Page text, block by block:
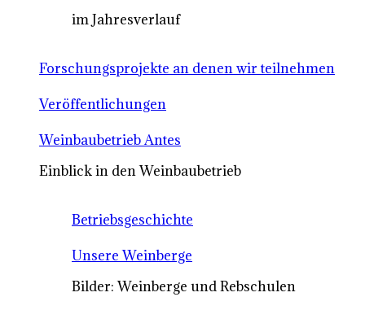
im Jahresverlauf
Forschungsprojekte an denen wir teilnehmen
Veröffentlichungen
Weinbaubetrieb Antes
Einblick in den Weinbaubetrieb
Betriebsgeschichte
Unsere Weinberge
Bilder: Weinberge und Rebschulen